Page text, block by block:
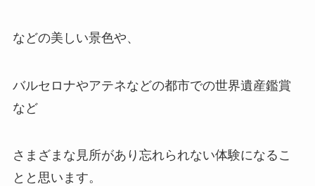
などの美しい景色や、
バルセロナやアテネなどの都市での世界遺産鑑賞
など
さまざまな見所があり忘れられない体験になるこ
とと思います。